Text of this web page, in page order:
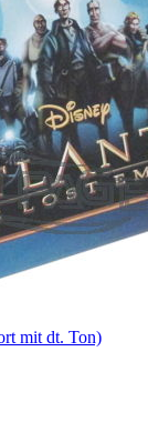
mit dt. Ton)